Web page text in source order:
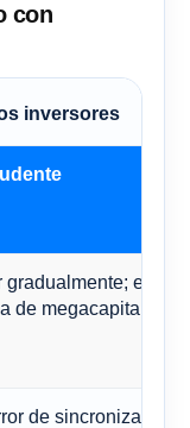
con
inversores
gradualmente; evitar
de
de sincronización